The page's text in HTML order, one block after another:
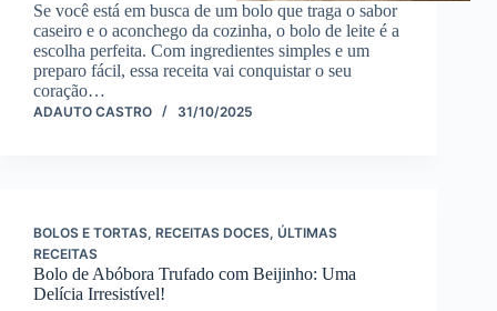
Se você está em busca de um bolo que traga o sabor
caseiro e o aconchego da cozinha, o bolo de leite é a
escolha perfeita. Com ingredientes simples e um
preparo fácil, essa receita vai conquistar o seu
coração…
ADAUTO CASTRO 31/10/2025
BOLOS E TORTAS, RECEITAS DOCES, ÚLTIMAS
RECEITAS
Bolo de Abóbora Trufado com Beijinho: Uma
Delícia Irresistível!